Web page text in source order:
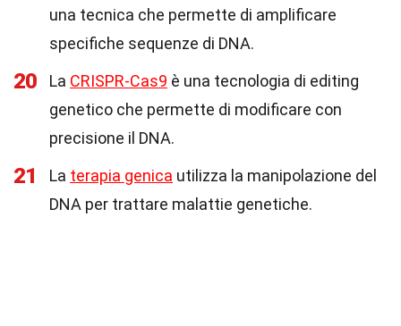
una tecnica che permette di amplificare
specifiche sequenze di DNA.
20 La CRISPR-Cas9 è una tecnologia di editing
genetico che permette di modificare con
precisione il DNA.
21 La terapia genica utilizza la manipolazione del
DNA per trattare malattie genetiche.